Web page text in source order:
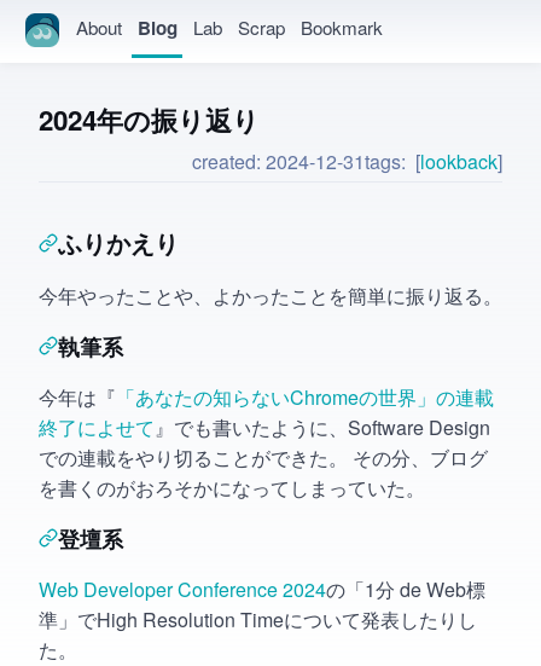
About Blog Lab Scrap Bookmark
2024年の振り返り
created: 2024-12-31tags: lookback
ふりかえり
今年やったことや、よかったことを簡単に振り返る。
執筆系
今年は『 「あなたの知らないChromeの世界」の連載
終了によせて』でも書いたように、Software Design
での連載をやり切ることができた。 その分、ブログ
を書くのがおろそかになってしまっていた。
登壇系
Web Developer Conference 2024の「1分 de Web標
準」でHigh Resolution Timeについて発表したりし
た。